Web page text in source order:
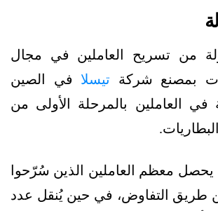
من تسريح العاملين في مجال
بمصنع شركة تيسلا في الصين
العاملين بالمرحلة الأولى من
معظم العاملين الذين سُرّحوا
التفاوض، في حين يُنقل عدد